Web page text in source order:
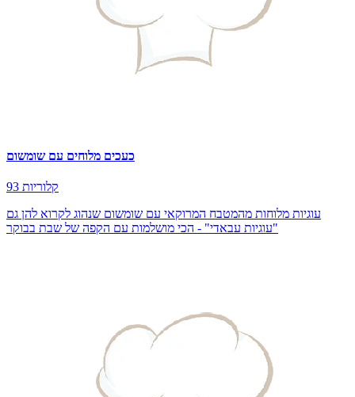
כעכים מלוחים עם שומשום
93 קלוריות
עוגיות מלוחות מהמטבח המרוקאי עם שומשום שנהוג לקרוא להן גם
"עוגיות עבאדי" - הכי מושלמות עם הקפה של שבת בבוקר